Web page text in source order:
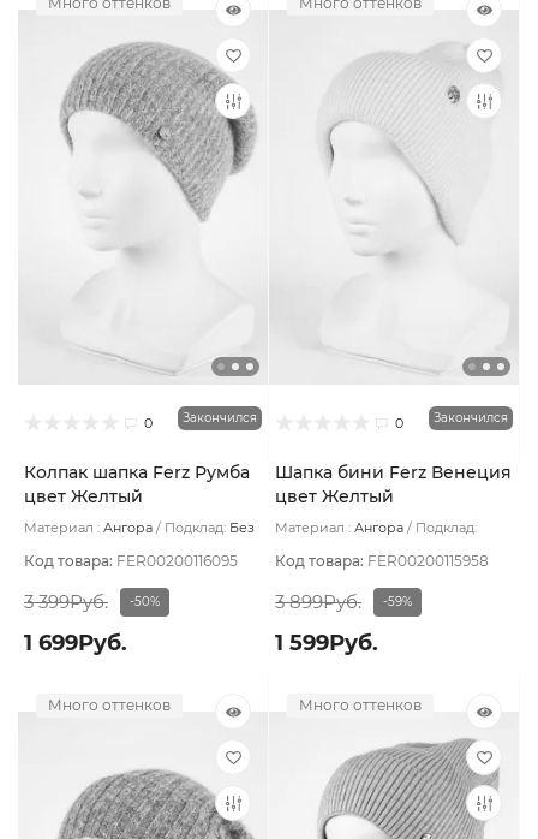
0 Закончился
Колпак шапка Ferz Румба
цвет Желтый
Материал : Ангора Подклад: Без
Код товара: FER00200116095
3 399Руб. -50%
1 699Руб.
0 Закончился
Шапка бини Ferz Венеция
цвет Желтый
Материал : Ангора
Подклад:
Код товара: FER00200115958
3 899Руб. -59%
1 599Руб.
Много оттенков Много оттенков